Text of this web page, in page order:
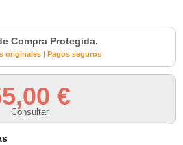
Compra Protegida.
originales | Pagos seguros
€
Consultar